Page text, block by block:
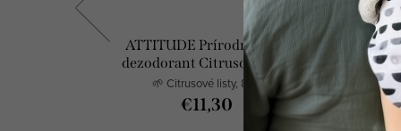
ATTITUDE Prírodný tuhý
dezodorant Citrusové listy
🌱 Citrusové listy, 85g
€11,30